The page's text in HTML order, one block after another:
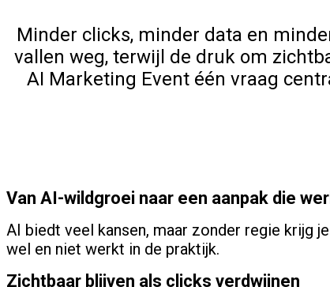
Minder clicks, minder data en
vallen weg, terwijl de druk om
AI Marketing Event één vraag
Van AI-wildgroei naar een aanpak die
AI biedt veel kansen, maar zonder regie krijg
wel en niet werkt in de praktijk.
Zichtbaar blijven als clicks verdwijnen